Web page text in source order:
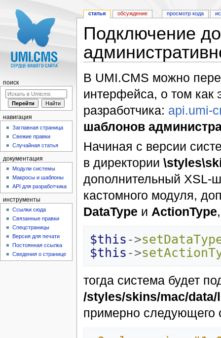
Подключение
В UMI.CMS можно
интерфейса, о том как
разработчика: api.umi-
шаблонов
Начиная с версии
в директории
дополнительный XSL-
кастомного модуля,
DataType и ActionType
$this ->
$this ->
тогда система будет
/styles/skins/mac/
примерно следующего
статья обсуждение просмотр кода
поиск
навигация
Заглавная страница
Свежие правки
Случайная статья
документация
Модули системы
Макросы и шаблоны
API для разработчика
инструменты
Ссылки сюда
Связанные правки
Спецстраницы
Версия для печати
Постоянная ссылка
Сведения о странице